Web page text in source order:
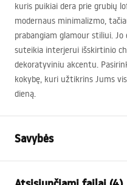
kuris puikiai dera prie grubių
modernaus minimalizmo,
prabangiam glamour stiliui.
suteikia interjerui išskirtinio
dekoratyviniu akcentu.
kokybę, kuri užtikrins Jums
dieną.
Savybės